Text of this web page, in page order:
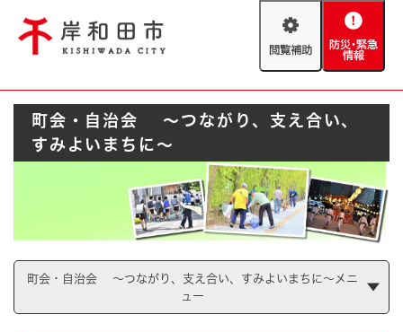
閲
助
防
緊
急
Foreign language
やさしい日本語
拡大
背景色変更 白 黒 青
防災・緊急情報 救急・消防
AED設置箇所
とじる
町会・自治会 ～つながり、支え合い、
すみよいまちに～
町会・自治会 ～つながり、支え合い、すみよいまちに～メニ
ュー